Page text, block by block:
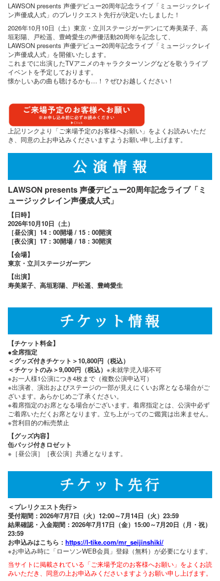
LAWSON presents 声優デビュー20周年記念ライブ「ミュージックレイ
ン声優成人式」のプレリクエスト先行が決定いたしました！
2026年10月10日（土）東京・立川ステージガーデンにて寿美菜子、高
垣彩陽、戸松遥、豊崎愛生の声優活動20周年を記念して、
LAWSON presents 声優デビュー20周年記念ライブ「ミュージックレイ
ン声優成人式」を開催いたします。
これまでに出演したTVアニメのキャラクターソングなどを歌うライブ
イベントを予定しております。
懐かしいあの曲も聴けるかも…！？ぜひお越しください！
上記リンクより「ご来場予定のお客様へお願い」をよくお読みいただ
き、同意の上お申込みくださいますようお願い申し上げます。
LAWSON presents声優デビュー20周年記念ライブ「ミ
ュージックレイン声優成人式」
【日時】
2026年10月10日（土）
［昼公演］14：00開場 / 15：00開演
［夜公演］17：30開場 / 18：30開演
【会場】
東京・立川ステージガーデン
【出演】
寿美菜子、高垣彩陽、戸松遥、豊崎愛生
【チケット料金】
●全席指定
＜グッズ付きチケット＞10,800円（税込）
＜チケットのみ＞9,000円（税込） ※未就学児入場不可
※お一人様1公演につき4枚まで（複数公演申込可）
※出演者、演出およびステージの一部が見えにくいお席となる場合がご
ざいます。あらかじめご了承ください。
※着席指定のお席となる場合がございます。着席指定とは、公演中必ず
ご着席いただくお席となります。立ち上がってのご鑑賞は出来ません。
※営利目的の転売禁止
【グッズ内容】
缶バッジ付きロゼット
※［昼公演］［夜公演］共通となります。
＜プレリクエスト先行＞
受付期間：2026年7月7日（火）12:00～7月14日（火）23:59
結果確認・入金期間：2026年7月17日（金）15:00～7月20日（月・祝）
23:59
お申込みはこちら： https://l-tike.com/mr_seijinshiki/
※お申込み時に「ローソンWEB会員」登録（無料）が必要になります。
当サイトに掲載されている「ご来場予定のお客様へお願い」をよくお読
みいただき、同意の上お申込みくださいますようお願い申し上げます。